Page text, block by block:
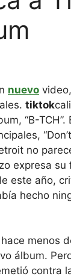
nuevo
tiktok
“B-
no
expresa
este año,
hecho
menos
álbum.
contra